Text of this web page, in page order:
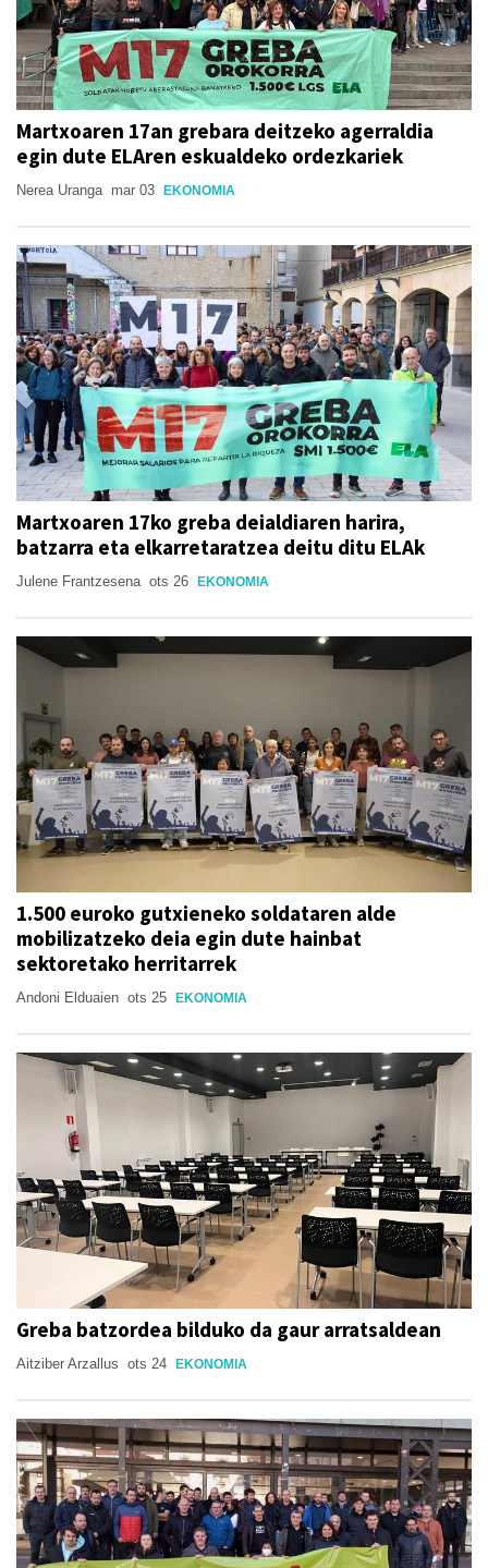
Martxoaren 17an grebara deitzeko agerraldia
egin dute ELAren eskualdeko ordezkariek
Nerea Uranga mar 03 EKONOMIA
Martxoaren 17ko greba deialdiaren harira,
batzarra eta elkarretaratzea deitu ditu ELAk
Julene Frantzesena ots 26 EKONOMIA
1.500 euroko gutxieneko soldataren alde
mobilizatzeko deia egin dute hainbat
sektoretako herritarrek
Andoni Elduaien ots 25 EKONOMIA
Greba batzordea bilduko da gaur arratsaldean
Aitziber Arzallus ots 24 EKONOMIA